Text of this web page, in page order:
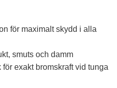
för maximalt skydd i alla
smuts och damm
exakt bromskraft vid tunga